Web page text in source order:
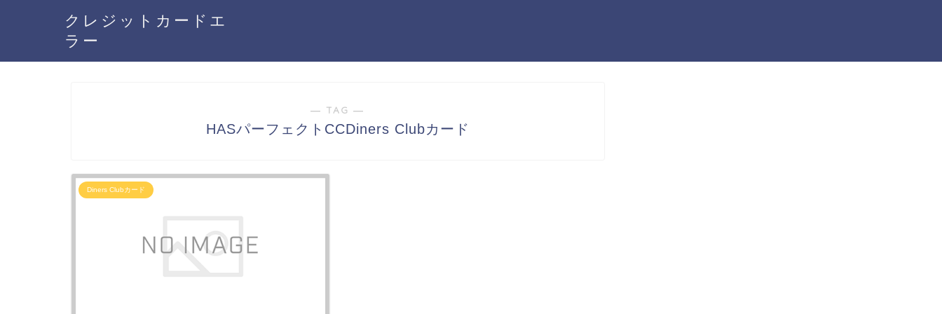
クレジットカードエ
ラー
― TAG ―
HASパーフェクトCCDiners Clubカード
Diners Clubカード